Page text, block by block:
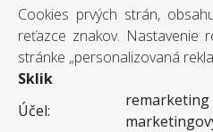
Cookies prvých strán,
reťazce znakov. Nastavenie
stránke „personalizovaná
Sklik
Účel:
remarketing